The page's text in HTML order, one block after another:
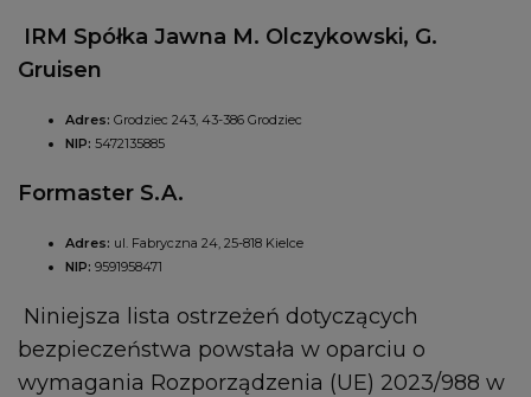
IRM Spółka Jawna M. Olczykowski, G.
Gruisen
Adres: Grodziec 243, 43-386 Grodziec
NIP: 5472135885
Formaster S.A.
Adres: ul. Fabryczna 24, 25-818 Kielce
NIP: 9591958471
Niniejsza lista ostrzeżeń dotyczących
bezpieczeństwa powstała w oparciu o
wymagania Rozporządzenia (UE) 2023/988 w